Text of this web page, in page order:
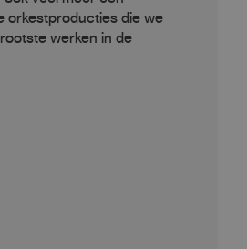
orkestproducties die we
werken in de